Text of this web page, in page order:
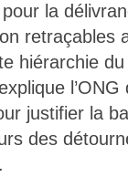
la
retraçables
hiérarchie
justifier la
des